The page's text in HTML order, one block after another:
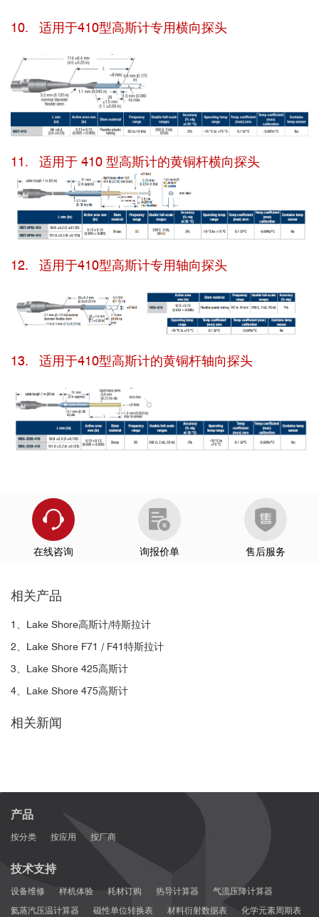
10. 适用于410型高斯计专用横向探头
11. 适用于 410 型高斯计的黄铜杆横向探头
12. 适用于410型高斯计专用轴向探头
13. 适用于410型高斯计的黄铜杆轴向探头
在线咨询 询报价单 售后服务
相关产品
1、Lake Shore高斯计/特斯拉计
2、Lake Shore F71 / F41特斯拉计
3、Lake Shore 425高斯计
4、Lake Shore 475高斯计
相关新闻
产品
按分类 按应用 按厂商
技术支持
设备维修 样机体验 耗材订购 热导计算器
气流压降计算器
氦蒸汽压温计算器
磁性单位转换表 材料衍射数据表 化学元素周期表